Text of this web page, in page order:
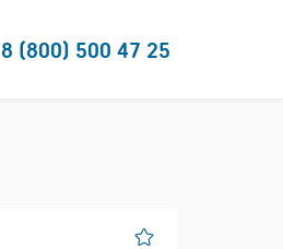
8 (800) 500 47 25